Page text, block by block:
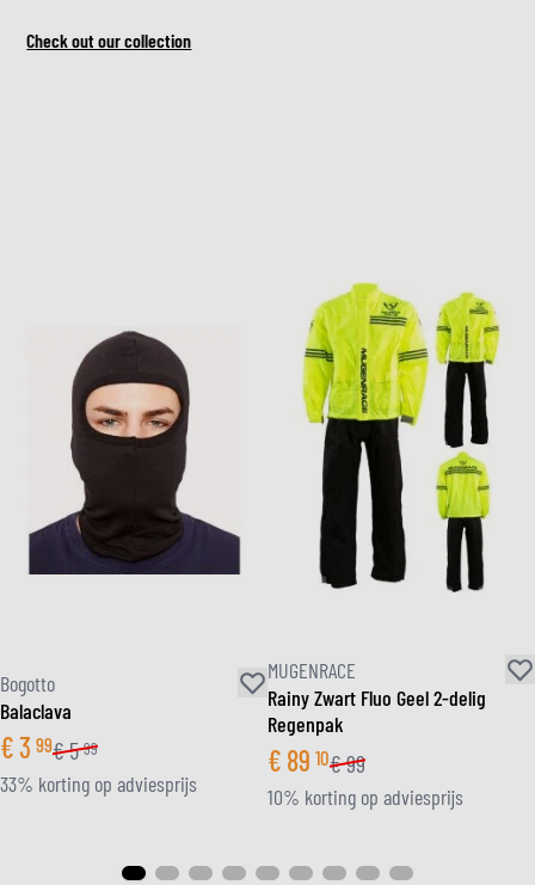
Check out our collection
Bogotto
Balaclava
€3 99€5 99
33% korting op adviesprijs
MUGENRACE
Rainy Zwart Fluo Geel 2-delig
Regenpak
€ 89 10€99
10% korting op adviesprijs